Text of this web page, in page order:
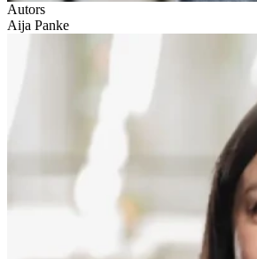
Autors
Aija Panke